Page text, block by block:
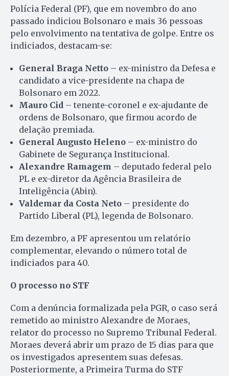
Polícia Federal (PF), que em novembro do ano
passado indiciou Bolsonaro e mais 36 pessoas
pelo envolvimento na tentativa de golpe. Entre os
indiciados, destacam-se:
General Braga Netto – ex-ministro da Defesa e
candidato a vice-presidente na chapa de
Bolsonaro em 2022.
Mauro Cid – tenente-coronel e ex-ajudante de
ordens de Bolsonaro, que firmou acordo de
delação premiada.
General Augusto Heleno – ex-ministro do
Gabinete de Segurança Institucional.
Alexandre Ramagem – deputado federal pelo
PL e ex-diretor da Agência Brasileira de
Inteligência (Abin).
Valdemar da Costa Neto – presidente do
Partido Liberal (PL), legenda de Bolsonaro.
Em dezembro, a PF apresentou um relatório
complementar, elevando o número total de
indiciados para 40.
O processo no STF
Com a denúncia formalizada pela PGR, o caso será
remetido ao ministro Alexandre de Moraes,
relator do processo no Supremo Tribunal Federal.
Moraes deverá abrir um prazo de 15 dias para que
os investigados apresentem suas defesas.
Posteriormente, a Primeira Turma do STF